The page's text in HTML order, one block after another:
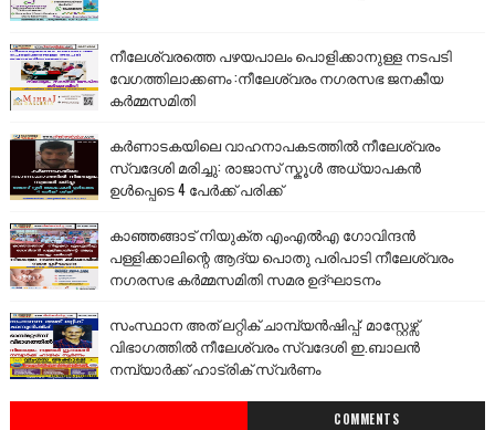
നീലേശ്വരത്തെ പഴയപാലം പൊളിക്കാനുള്ള നടപടി
വേഗത്തിലാക്കണം :നീലേശ്വരം നഗരസഭ ജനകീയ
കർമ്മസമിതി
കർണാടകയിലെ വാഹനാപകടത്തിൽ നീലേശ്വരം
സ്വദേശി മരിച്ചു: രാജാസ് സ്കൂൾ അധ്യാപകൻ
ഉൾപ്പെടെ 4 പേർക്ക് പരിക്ക്
കാഞ്ഞങ്ങാട് നിയുക്ത എംഎൽഎ ഗോവിന്ദൻ
പള്ളിക്കാലിന്റെ ആദ്യ പൊതു പരിപാടി നീലേശ്വരം
നഗരസഭ കർമ്മസമിതി സമര ഉദ്ഘാടനം
സംസ്ഥാന അത് ലറ്റിക് ചാമ്പ്യൻഷിപ്പ്: മാസ്റ്റേഴ്സ്
വിഭാഗത്തിൽ നീലേശ്വരം സ്വദേശി ഇ.ബാലൻ
നമ്പ്യാർക്ക് ഹാട്രിക് സ്വർണം
COMMENTS